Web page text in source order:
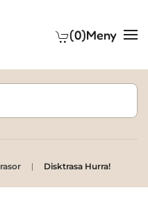
(0)Meny
Disktrasa Hurra!